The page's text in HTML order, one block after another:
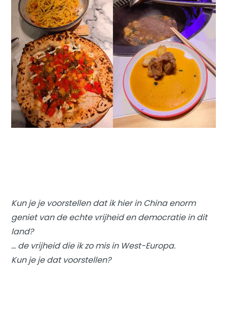
Kun je je voorstellen dat ik hier in China enorm
geniet van de echte vrijheid en democratie in dit
land?
… de vrijheid die ik zo mis in West-Europa.
Kun je je dat voorstellen?